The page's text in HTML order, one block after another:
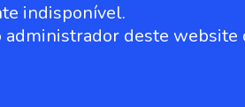
indisponível.
deste website